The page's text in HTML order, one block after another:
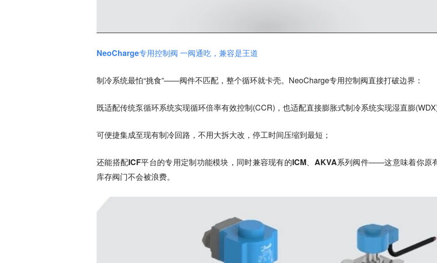
NeoCharge专用控制阀 一阀通吃，兼容是王道
制冷系统最怕“挑食”——阀件不匹配，整个循环就卡壳。NeoCharge专用控制阀直接打破边界：
既适配传统泵循环系统实现循环倍率有效控制(CCR)，也适配直接膨胀式制冷系统实现湿直膨
可便捷集成至现有制冷回路 ，不用大拆大改，停工时间压缩到最短；
还能搭配ICF平台的专用定制功能模块 ，同时兼容现有的ICM、AKVA系列阀件——这意味着你原
库存阀门不会被浪费。